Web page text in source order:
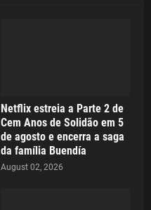
Netflix estreia a Parte 2 de
Cem Anos de Solidão em 5
de agosto e encerra a saga
da família Buendía
August 02, 2026